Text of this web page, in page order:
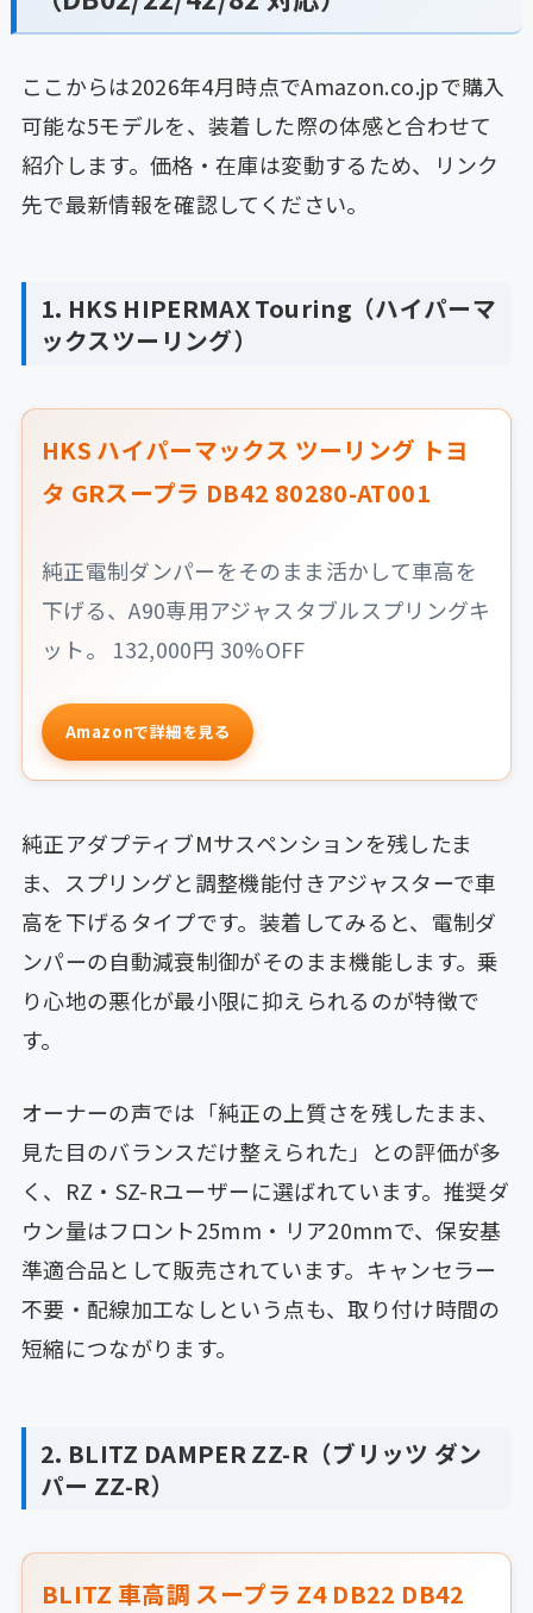
ここからは2026年4月時点でAmazon.co.jpで購入
可能な5モデルを、装着した際の体感と合わせて
紹介します。価格・在庫は変動するため、リンク
先で最新情報を確認してください。
1. HKS HIPERMAX Touring（ハイパーマ
ックスツーリング）
HKS ハイパーマックス ツーリング トヨ
タ GRスープラ DB42 80280-AT001
純正電制ダンパーをそのまま活かして車高を
下げる、A90専用アジャスタブルスプリングキ
ット。 132,000円 30%OFF
Amazonで詳細を見る
純正アダプティブMサスペンションを残したま
ま、スプリングと調整機能付きアジャスターで車
高を下げるタイプです。装着してみると、電制ダ
ンパーの自動減衰制御がそのまま機能します。乗
り心地の悪化が最小限に抑えられるのが特徴で
す。
オーナーの声では「純正の上質さを残したまま、
見た目のバランスだけ整えられた」との評価が多
く、RZ・SZ-Rユーザーに選ばれています。推奨ダ
ウン量はフロント25mm・リア20mmで、保安基
準適合品として販売されています。キャンセラー
不要・配線加工なしという点も、取り付け時間の
短縮につながります。
2. BLITZ DAMPER ZZ-R（ブリッツ ダン
パー ZZ-R）
BLITZ 車高調 スープラ Z4 DB22 DB42